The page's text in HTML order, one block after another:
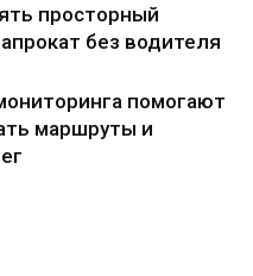
просторный
без водителя
помогают
маршруты и